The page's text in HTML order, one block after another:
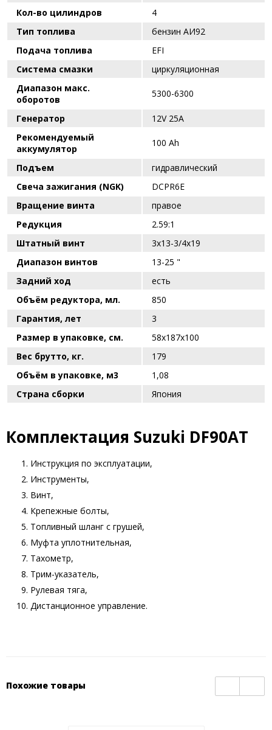
Кол-во цилиндров
4
Тип топлива
бензин АИ92
Подача топлива
EFI
Система смазки
циркуляционная
Диапазон макс.
оборотов
5300-6300
Генератор
12V 25A
Рекомендуемый
аккумулятор
100 Ah
Подъем
гидравлический
Свеча зажигания (NGK)
DCPR6E
Вращение винта
правое
Редукция
2.59:1
Штатный винт
3х13-3/4х19
Диапазон винтов
13-25 "
Задний ход
есть
Объём редуктора, мл.
850
Гарантия, лет
3
Размер в упаковке, см.
58х187х100
Вес брутто, кг.
179
Объём в упаковке, м3
1,08
Страна сборки
Япония
Комплектация Suzuki DF90AT
Инструкция по эксплуатации,
инструменты,
винт,
крепежные болты,
топливный шланг с грушей,
муфта уплотнительная,
тахометр,
трим-указатель,
рулевая тяга,
дистанционное управление.
Похожие товары